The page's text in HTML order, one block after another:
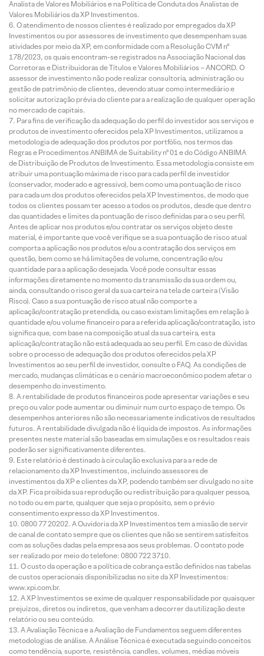
Analista de Valores Mobiliários e na Política de Conduta dos Analistas de
Valores Mobiliários da XP Investimentos.
O atendimento de nossos clientes é realizado por empregados da XP
Investimentos ou por assessores de investimento que desempenham suas
atividades por meio da XP, em conformidade com a Resolução CVM nº
178/2023, os quais encontram-se registrados na Associação Nacional das
Corretoras e Distribuidoras de Títulos e Valores Mobiliários – ANCORD. O
assessor de investimento não pode realizar consultoria, administração ou
gestão de patrimônio de clientes, devendo atuar como intermediário e
solicitar autorização prévia do cliente para a realização de qualquer operação
no mercado de capitais.
Para fins de verificação da adequação do perfil do investidor aos serviços e
produtos de investimento oferecidos pela XP Investimentos, utilizamos a
metodologia de adequação dos produtos por portfólio, nos termos das
Regras e Procedimentos ANBIMA de Suitability nº 01 e do Código ANBIMA
de Distribuição de Produtos de Investimento. Essa metodologia consiste em
atribuir uma pontuação máxima de risco para cada perfil de investidor
(conservador, moderado e agressivo), bem como uma pontuação de risco
para cada um dos produtos oferecidos pela XP Investimentos, de modo que
todos os clientes possam ter acesso a todos os produtos, desde que dentro
das quantidades e limites da pontuação de risco definidas para o seu perfil.
Antes de aplicar nos produtos e/ou contratar os serviços objeto deste
material, é importante que você verifique se a sua pontuação de risco atual
comporta a aplicação nos produtos e/ou a contratação dos serviços em
questão, bem como se há limitações de volume, concentração e/ou
quantidade para a aplicação desejada. Você pode consultar essas
informações diretamente no momento da transmissão da sua ordem ou,
ainda, consultando o risco geral da sua carteira na tela de carteira (Visão
Risco). Caso a sua pontuação de risco atual não comporte a
aplicação/contratação pretendida, ou caso existam limitações em relação à
quantidade e/ou volume financeiro para a referida aplicação/contratação, isto
significa que, com base na composição atual da sua carteira, esta
aplicação/contratação não está adequada ao seu perfil. Em caso de dúvidas
sobre o processo de adequação dos produtos oferecidos pela XP
Investimentos ao seu perfil de investidor, consulte o FAQ. As condições de
mercado, mudanças climáticas e o cenário macroeconômico podem afetar o
desempenho do investimento.
A rentabilidade de produtos financeiros pode apresentar variações e seu
preço ou valor pode aumentar ou diminuir num curto espaço de tempo. Os
desempenhos anteriores não são necessariamente indicativos de resultados
futuros. A rentabilidade divulgada não é líquida de impostos. As informações
presentes neste material são baseadas em simulações e os resultados reais
poderão ser significativamente diferentes.
Este relatório é destinado à circulação exclusiva para a rede de
relacionamento da XP Investimentos, incluindo assessores de
investimentos da XP e clientes da XP, podendo também ser divulgado no site
da XP. Fica proibida sua reprodução ou redistribuição para qualquer pessoa,
no todo ou em parte, qualquer que seja o propósito, sem o prévio
consentimento expresso da XP Investimentos.
0800 77 20202. A Ouvidoria da XP Investimentos tem a missão de servir
de canal de contato sempre que os clientes que não se sentirem satisfeitos
com as soluções dadas pela empresa aos seus problemas. O contato pode
ser realizado por meio do telefone: 0800 722 3710.
O custo da operação e a política de cobrança estão definidos nas tabelas
de custos operacionais disponibilizadas no site da XP Investimentos:
www.xpi.com.br.
A XP Investimentos se exime de qualquer responsabilidade por quaisquer
prejuízos, diretos ou indiretos, que venham a decorrer da utilização deste
relatório ou seu conteúdo.
A Avaliação Técnica e a Avaliação de Fundamentos seguem diferentes
metodologias de análise. A Análise Técnica é executada seguindo conceitos
como tendência, suporte, resistência, candles, volumes, médias móveis